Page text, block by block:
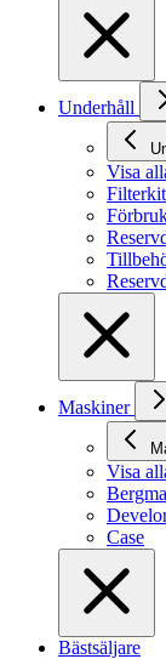
Underhåll
Visa
Filterkit
Maskiner
Visa
Case
Bästsäljare